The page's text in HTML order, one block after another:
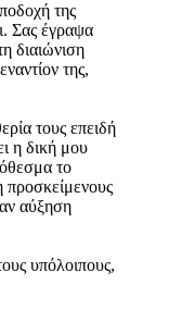
της
Σας έγραψα
διαιώνιση
της,
τους επειδή
η δική μου
το
προσκείμενους
αύξηση
υπόλοιπους,